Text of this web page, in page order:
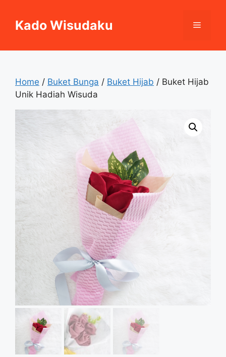
contentKado Wisudaku Menu
Home / Buket Bunga / Buket Hijab / Buket Hijab
Unik Hadiah Wisuda